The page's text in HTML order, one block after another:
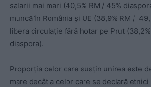
salarii mai mari (40,5% RM / 45%
muncă în România și UE (38,9% RM /
libera circulație fără hotar pe Prut
diaspora).
Proporția celor care susțin unirea este
mare decât a celor care se declară etnici